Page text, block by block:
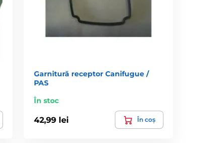
Garnitură receptor Canifugue /
PAS
În stoc
42,99 lei În coș